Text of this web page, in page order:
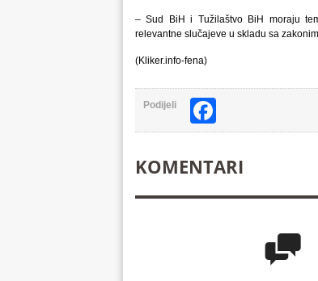
– Sud BiH i Tužilaštvo BiH moraju
relevantne slučajeve u skladu sa
(Kliker.info-fena)
Podijeli
KOMENTARI
